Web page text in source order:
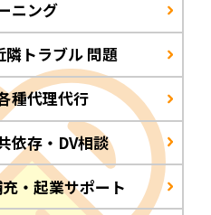
ニング
トラブル 問題
種代理代行
依存・DV相談
・起業サポート